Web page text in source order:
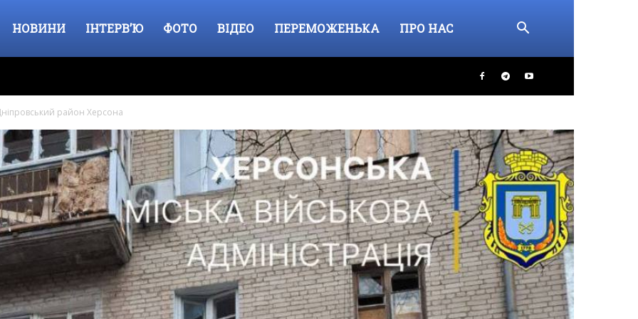
НОВИНИ ІНТЕРВ’Ю ФОТО ВІДЕО ПЕРЕМОЖЕНЬКА ПРО НАС
район Херсона